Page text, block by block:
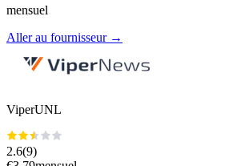
mensuel
Aller au fournisseur→
ViperUNL
2.6(9)